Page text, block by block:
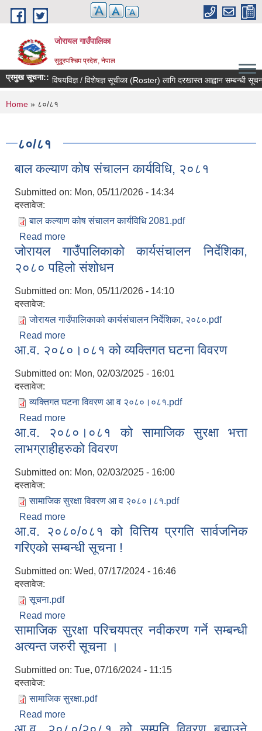
Skip to main content
जोरायल गाउँपालिका
सुदूरपश्चिम प्रदेश, नेपाल
प्रमुख सूचना::विषयविज्ञ / विशेषज्ञ सूचीका (Roster) लागि दरखास्त आह्वान सम्बन्धी सूचना !
You are here
Home » ८०/८१
८०/८१
बाल कल्याण कोष संचालन कार्यविधि, २०८१
Submitted on: Mon, 05/11/2026 - 14:34
दस्तावेज:
बाल कल्याण कोष संचालन कार्यविधि 2081.pdf
Read more
जोरायल गाउँपालिकाको कार्यसंचालन निर्देशिका,
२०८० पहिलो संशोधन
Submitted on: Mon, 05/11/2026 - 14:10
दस्तावेज:
जोरायल गाउँपालिकाको कार्यसंचालन निर्देशिका, २०८०.pdf
Read more
२०८० पहिलो संशोधन
आ.व. २०८०।०८१ को व्यक्तिगत घटना विवरण
Submitted on: Mon, 02/03/2025 - 16:01
दस्तावेज:
व्यक्तिगत घटना विवरण आ व २०८०।०८१.pdf
Read more
आ.व. २०८०।०८१ को सामाजिक सुरक्षा भत्ता
लाभग्राहीहरुको विवरण
Submitted on: Mon, 02/03/2025 - 16:00
दस्तावेज:
सामाजिक सुरक्षा विवरण आ व २०८०।८१.pdf
Read more
लाभग्राहीहरुको विवरण
आ.व. २०८०/०८१ को वित्तिय प्रगति सार्वजनिक
गरिएको सम्बन्धी सूचना !
Submitted on: Wed, 07/17/2024 - 16:46
दस्तावेज:
सूचना.pdf
Read more
गरिएको सम्बन्धी सूचना !
सामाजिक सुरक्षा परिचयपत्र नवीकरण गर्ने सम्बन्धी
अत्यन्त जरुरी सूचना ।
Submitted on: Tue, 07/16/2024 - 11:15
दस्तावेज:
सामाजिक सुरक्षा.pdf
Read more
अत्यन्त जरुरी सूचना ।